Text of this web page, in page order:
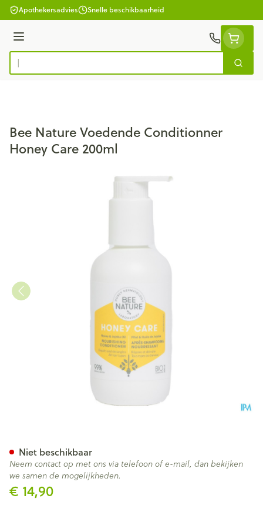
Ga naar de inhoud
Apothekersadvies Snelle beschikbaarheid
Menu
Product, merk, categorie...
Zoek
Bee Nature Voedende Conditionner
Honey Care 200ml
€ 14,90
Niet beschikbaar
Neem contact op met ons via telefoon of e-mail, dan bekijken
we samen de mogelijkheden.